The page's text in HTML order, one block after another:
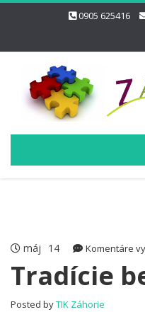
0905 625416
máj 14 Komentáre
Tradície
Posted byTIK Záhorie